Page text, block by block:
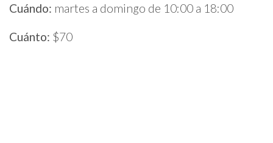
Cuándo: martes a domingo de 10:00 a 18:00
Cuánto: $70